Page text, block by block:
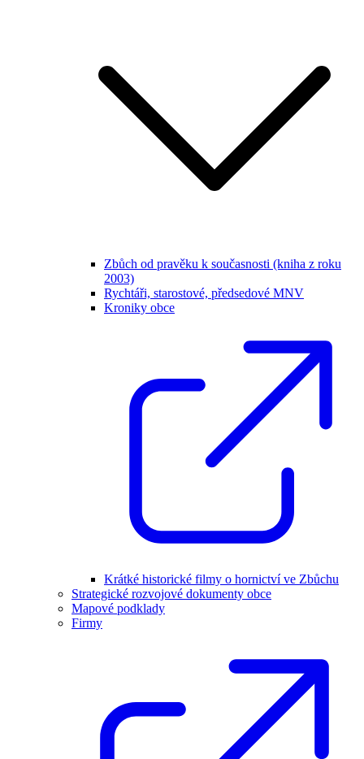
Zbůch od pravěku k současnosti (kniha z roku
2003)
Rychtáři, starostové, předsedové MNV
Kroniky obce
Krátké historické filmy o hornictví ve Zbůchu
Strategické rozvojové dokumenty obce
Mapové podklady
Firmy